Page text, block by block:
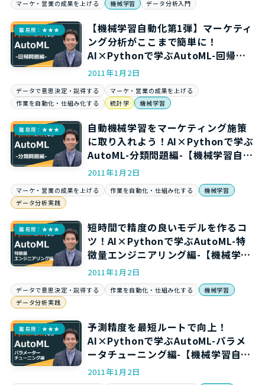
マーケ・営業の成果を上げる 機械学習 データ分析入門
難易度：★★★
【機械学習自動化第1弾】マーケティ
ング分析がここまで簡単に！
AI×Pythonで学ぶAutoML-回帰問
題編-
2011年1月2日
データで意思決定・説得する
マーケ・営業の成果を上げる
作業を自動化・仕組み化する
統計学 機械学習
難易度：★★★
自動機械学習をマーケティング施策
に取り入れよう！AI×Pythonで学ぶ
AutoML-分類問題編-【機械学習自動
化第2弾】
2011年1月2日
マーケ・営業の成果を上げる 作業を自動化・仕組み化する
機械学習
データ分析実践
難易度：★★★
短時間で精度の良いモデルを作るコ
ツ！AI×Pythonで学ぶAutoML-特
徴量エンジニアリング編-【機械学習
自動化第3弾】
2011年1月2日
データで意思決定・説得する 作業を自動化・仕組み化する
機械学習
データ分析実践
難易度：★★★
予測精度を最短ルートで向上！
AI×Pythonで学ぶAutoML-パラメ
ータチューニング編-【機械学習自動
化第4弾】
2011年1月2日